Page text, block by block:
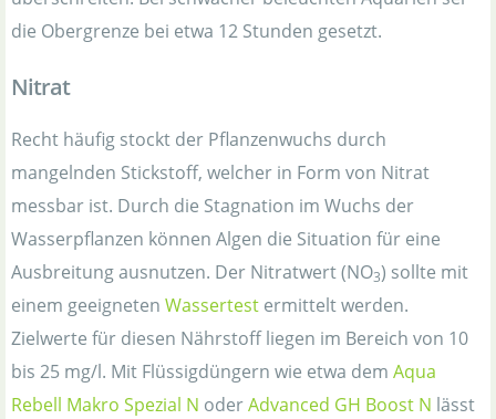
die Obergrenze bei etwa 12 Stunden gesetzt.
Nitrat
Recht häufig stockt der Pflanzenwuchs durch
mangelnden Stickstoff, welcher in Form von Nitrat
messbar ist. Durch die Stagnation im Wuchs der
Wasserpflanzen können Algen die Situation für eine
Ausbreitung ausnutzen. Der Nitratwert (NO3) sollte mit
einem geeigneten Wassertest ermittelt werden.
Zielwerte für diesen Nährstoff liegen im Bereich von 10
bis 25 mg/l. Mit Flüssigdüngern wie etwa dem Aqua
Rebell Makro Spezial N oderAdvanced GH Boost N lässt